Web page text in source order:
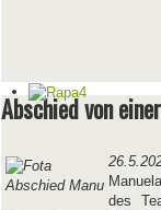
Abschied von
des